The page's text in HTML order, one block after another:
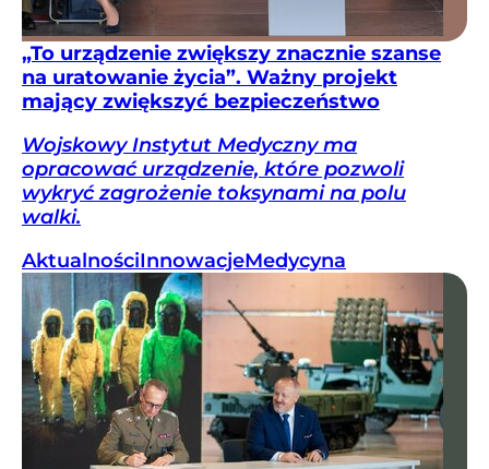
„To urządzenie zwiększy znacznie szanse
na uratowanie życia”. Ważny projekt
mający zwiększyć bezpieczeństwo
Wojskowy Instytut Medyczny ma
opracować urządzenie, które pozwoli
wykryć zagrożenie toksynami na polu
walki.
AktualnościInnowacjeMedycyna